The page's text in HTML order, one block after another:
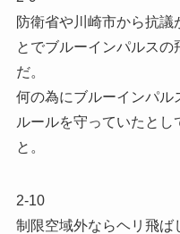
防衛省や川崎市から抗議
とでブルーインパルス
だ。
何の為にブルーインパル
ルールを守っていたと
と。
2-10
制限空域外ならヘリ飛ば